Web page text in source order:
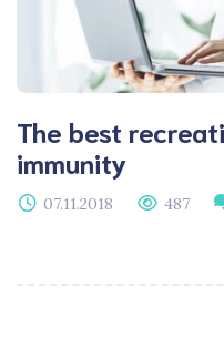
The best
immunity
07.11.2018 487